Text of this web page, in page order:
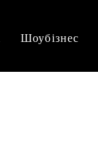
Шоубізнес